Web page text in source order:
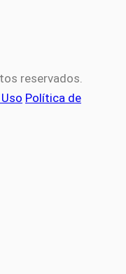
reservados.
Política de